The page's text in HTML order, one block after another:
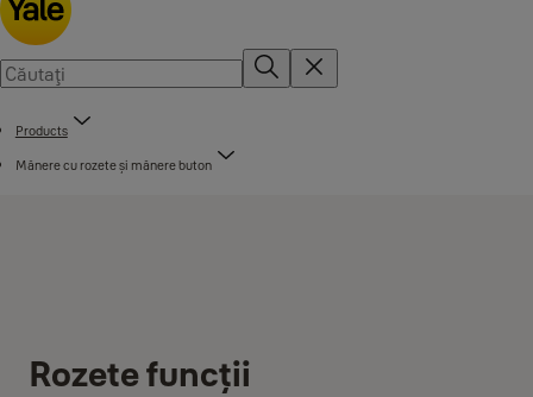
Products
Mânere cu rozete și mânere buton
Rozete funcții